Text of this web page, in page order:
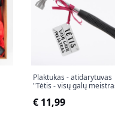
Plaktukas - atidarytuvas
"Tėtis - visų galų
€ 11,99